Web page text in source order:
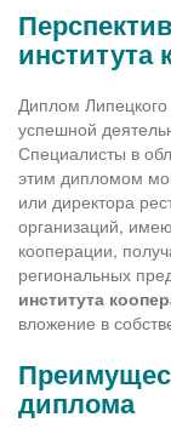
института
Диплом Липецкого
успешной
Специалисты в
этим дипломом
или директора
организаций,
кооперации,
региональных
института
вложение в
диплома